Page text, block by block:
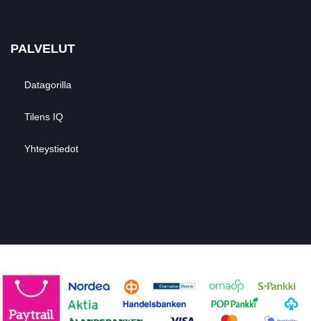
PALVELUT
Datagorilla
Tilens IQ
Yhteystiedot